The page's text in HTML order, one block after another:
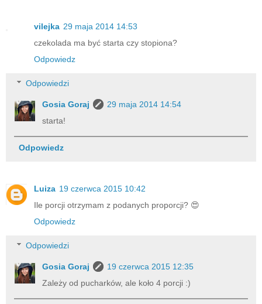
vilejka 29 maja 2014 14:53
czekolada ma być starta czy stopiona?
Odpowiedz
Odpowiedzi
Gosia Goraj
29 maja 2014 14:54
starta!
Odpowiedz
Luiza 19 czerwca 2015 10:42
Ile porcji otrzymam z podanych proporcji? 😍
Odpowiedz
Odpowiedzi
Gosia Goraj
19 czerwca 2015 12:35
Zależy od pucharków, ale koło 4 porcji :)